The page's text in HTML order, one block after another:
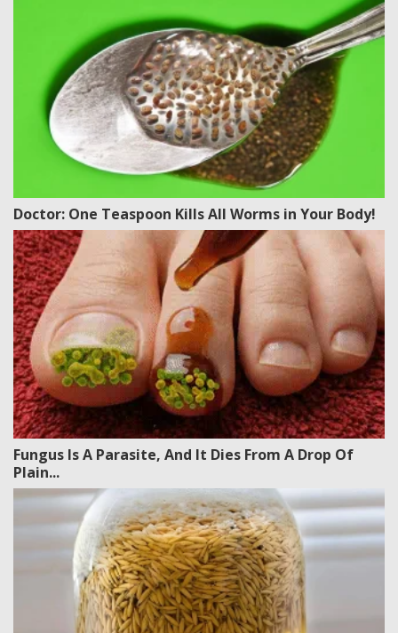
Doctor: One Teaspoon Kills All Worms in Your Body!
Fungus Is A Parasite, And It Dies From A Drop Of
Plain...